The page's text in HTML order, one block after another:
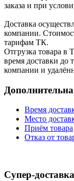
заказа и при
Доставка
компании.
тарифам ТК.
Отгрузка товара в
время доставки до
компании и
Время
Место
Приём товара
Отказ от
Супер-